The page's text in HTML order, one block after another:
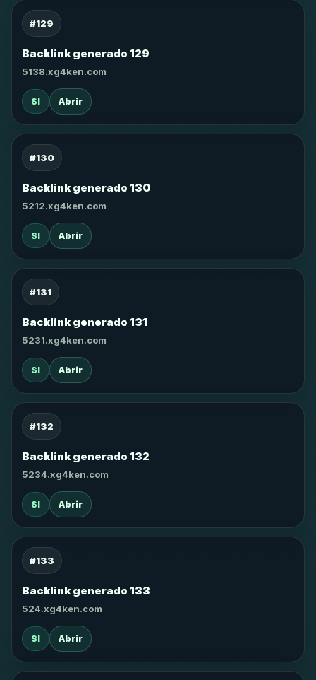
#129
Backlink generado 129
5138.xg4ken.com
SI Abrir
#130
Backlink generado 130
5212.xg4ken.com
SI Abrir
#131
Backlink generado 131
5231.xg4ken.com
SI Abrir
#132
Backlink generado 132
5234.xg4ken.com
SI Abrir
#133
Backlink generado 133
524.xg4ken.com
SI Abrir